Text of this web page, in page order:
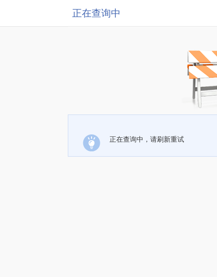
正在查询中
正在查询中，请刷新重试